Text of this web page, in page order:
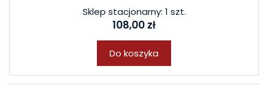
Sklep stacjonarny: 1 szt.
108,00 zł
Do koszyka